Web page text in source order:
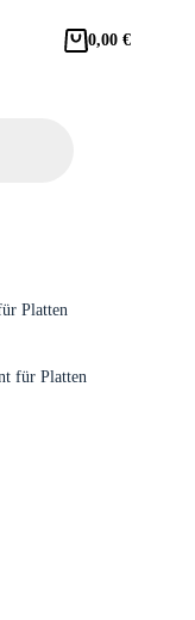
0,00€
Platten